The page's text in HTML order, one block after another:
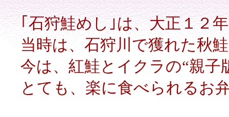
｢石狩鮭めし｣は、大正１２
当時は、石狩川で獲れた秋
今は、紅鮭とイクラの“親子
とても、楽に食べられるお